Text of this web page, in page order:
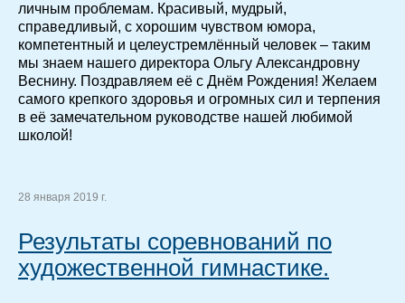
личным проблемам. Красивый, мудрый,
справедливый, с хорошим чувством юмора,
компетентный и целеустремлённый человек – таким
мы знаем нашего директора Ольгу Александровну
Веснину. Поздравляем её с Днём Рождения! Желаем
самого крепкого здоровья и огромных сил и терпения
в её замечательном руководстве нашей любимой
школой!
28 января 2019 г.
Результаты соревнований по
художественной гимнастике.